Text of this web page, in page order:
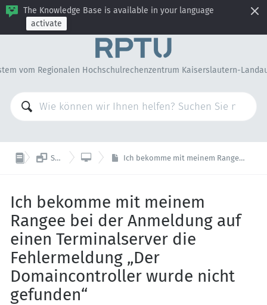
The Knowledge Base is available in your language
activate
vom Regionalen Hochschulrechenzentrum Kaiserslautern-
 Server und Remotelogin  Rangee Ich bekomme mit meinem Rangee bei der Anmeldung auf einen Terminalserver die Fehlermeldung „Der Domaincontroller wurde nicht gefunden“
Ich bekomme mit meinem
Rangee bei der Anmeldung auf
einen Terminalserver die
Fehlermeldung „Der
Domaincontroller wurde nicht
gefunden“